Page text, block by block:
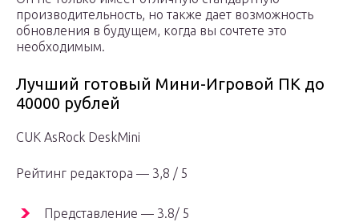
производительность, но также дает возможность
обновления в будущем, когда вы сочтете это
необходимым.
Лучший готовый Мини-Игровой ПК до
40000 рублей
CUK AsRock DeskMini
Рейтинг редактора — 3,8 / 5
Представление — 3.8/ 5